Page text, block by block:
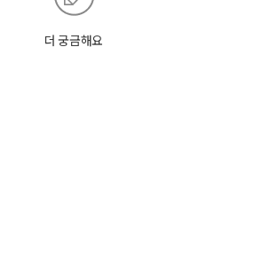
더 궁금해요